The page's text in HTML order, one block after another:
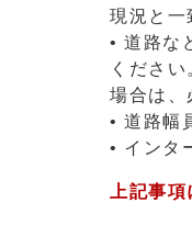
現況と一
• 道路な
くださ
場合は、
• 道路幅
• インタ
上記事